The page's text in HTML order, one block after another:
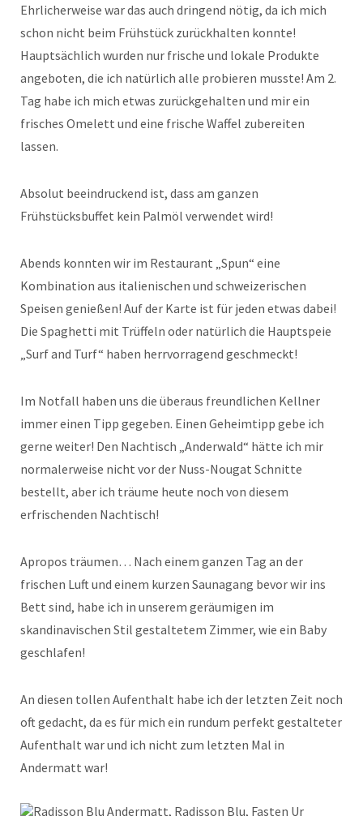
Ehrlicherweise war das auch dringend nötig, da ich mich
schon nicht beim Frühstück zurückhalten konnte!
Hauptsächlich wurden nur frische und lokale Produkte
angeboten, die ich natürlich alle probieren musste! Am 2.
Tag habe ich mich etwas zurückgehalten und mir ein
frisches Omelett und eine frische Waffel zubereiten
lassen.
Absolut beeindruckend ist, dass am ganzen
Frühstücksbuffet kein Palmöl verwendet wird!
Abends konnten wir im Restaurant „Spun“ eine
Kombination aus italienischen und schweizerischen
Speisen genießen! Auf der Karte ist für jeden etwas dabei!
Die Spaghetti mit Trüffeln oder natürlich die Hauptspeie
„Surf and Turf“ haben herrvorragend geschmeckt!
Im Notfall haben uns die überaus freundlichen Kellner
immer einen Tipp gegeben. Einen Geheimtipp gebe ich
gerne weiter! Den Nachtisch „Anderwald“ hätte ich mir
normalerweise nicht vor der Nuss-Nougat Schnitte
bestellt, aber ich träume heute noch von diesem
erfrischenden Nachtisch!
Apropos träumen… Nach einem ganzen Tag an der
frischen Luft und einem kurzen Saunagang bevor wir ins
Bett sind, habe ich in unserem geräumigen im
skandinavischen Stil gestaltetem Zimmer, wie ein Baby
geschlafen!
An diesen tollen Aufenthalt habe ich der letzten Zeit noch
oft gedacht, da es für mich ein rundum perfekt gestalteter
Aufenthalt war und ich nicht zum letzten Mal in
Andermatt war!